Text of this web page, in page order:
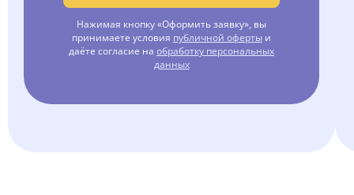
Нажимая кнопку «Оформить заявку», вы
принимаете условия публичной оферты и
даёте согласие на обработку персональных
данных